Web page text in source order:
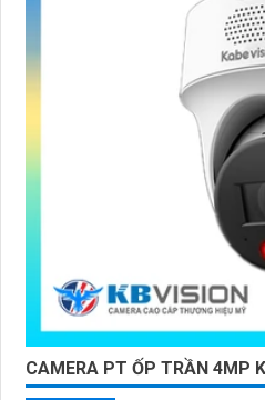
CAMERA PT ỐP TRẦN 4MP